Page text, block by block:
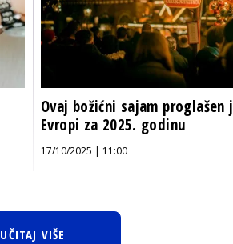
Ovaj božićni sajam
Evropi za 2025. godinu
17/10/2025 | 11:00
UČITAJ VIŠE